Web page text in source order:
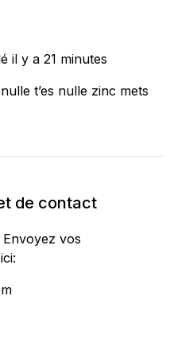
il y a 21 minutes
t’es nulle zinc mets
de contact
vos